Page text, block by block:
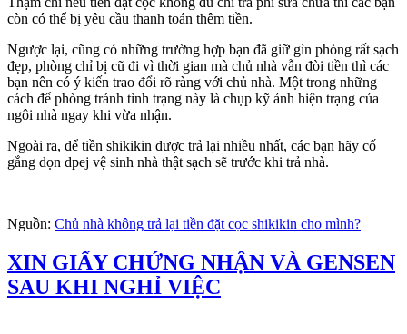
còn có thể bị yêu cầu thanh toán thêm tiền.
Ngược lại, cũng có những trường hợp bạn đã giữ gìn phòng rất sạch
đẹp, phòng chỉ bị cũ đi vì thời gian mà chủ nhà vẫn đòi tiền thì các
bạn nên có ý kiến trao đổi rõ ràng với chủ nhà. Một trong những
cách để phòng tránh tình trạng này là chụp kỹ ảnh hiện trạng của
ngôi nhà ngay khi vừa nhận.
Ngoài ra, để tiền shikikin được trả lại nhiều nhất, các bạn hãy cố
gắng dọn dpej vệ sinh nhà thật sạch sẽ trước khi trả nhà.
Nguồn: Chủ nhà không trả lại tiền đặt cọc shikikin cho mình?
XIN GIẤY CHỨNG NHẬN VÀ GENSEN
SAU KHI NGHỈ VIỆC